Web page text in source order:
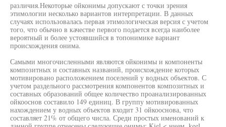
различия.Некоторые ойконимы допускают с точки зрения
этимологии несколько вариантов интерпретации. В данных
случаях использовалась первая этимологическая версия с учетом
того, что обычно в качестве первого подается всегда наиболее
вероятный и более устоявшийся в топонимике вариант
происхождения онима.
Самыми многочисленными являются ойконимы и компоненты
композитных и составных названий, происхождение которых
мотивировано расположением поселений у водных объектов. С
учетом раздельного рассмотрения компонентов композитных и
составных образований общее количество проанализированных
ойкооснов составило 149 единиц. В группу мотивированных
нахождением у водных объектов входит 31 ойкооснова, что
составляет 21% от общего числа. Среди простых именований к